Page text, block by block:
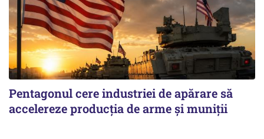
Pentagonul cere industriei de apărare să
accelereze producția de arme și muniții